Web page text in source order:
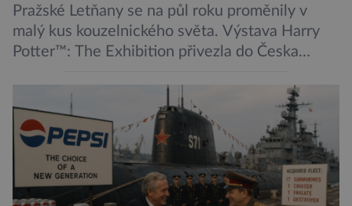
Pražské Letňany se na půl roku proměnily v
malý kus kouzelnického světa. Výstava Harry
Potter™: The Exhibition přivezla do Česka
Bradavice, Hagridovu chýši i učebny, ve
kterých si můžete zkusit kouzla na vlastní kůži.
Nechte tedy mudlovské starosti přede dveřmi.
Neplecha byla zahájena. Dopis z Bradavic
možná stále nepřišel, ale […]